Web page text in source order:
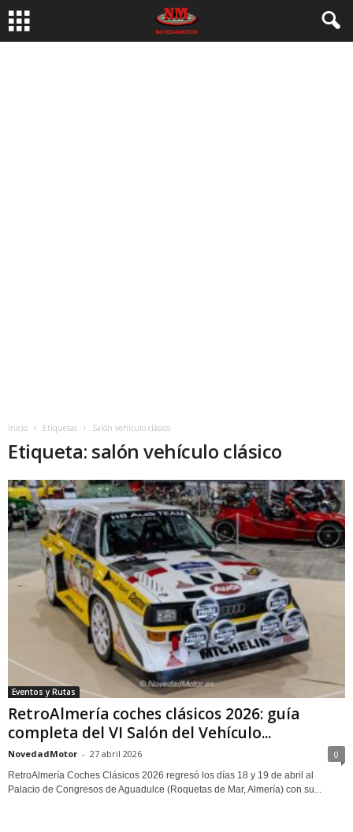
Inicio Etiquetas Salón vehículo clásico
Etiqueta: salón vehículo clásico
Eventos y Rutas
RetroAlmería coches clásicos 2026: guía
completa del VI Salón del Vehículo...
NovedadMotor - 27 abril 2026 0
RetroAlmería Coches Clásicos 2026 regresó los días 18 y 19 de abril al
Palacio de Congresos de Aguadulce (Roquetas de Mar, Almería) con su...